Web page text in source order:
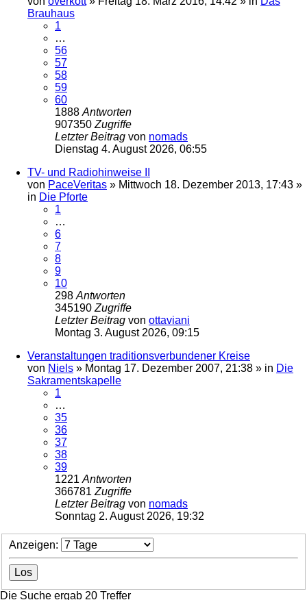
Brauhaus
1
…
56
57
58
59
60
1888 Antworten
907350 Zugriffe
Letzter Beitrag von nomads
Dienstag 4. August 2026, 06:55
TV- und Radiohinweise II
von PaceVeritas » Mittwoch 18. Dezember 2013, 17:43 »
in Die Pforte
1
…
6
7
8
9
10
298 Antworten
345190 Zugriffe
Letzter Beitrag von ottaviani
Montag 3. August 2026, 09:15
Veranstaltungen traditionsverbundener Kreise
von Niels » Montag 17. Dezember 2007, 21:38 » in Die
Sakramentskapelle
1
…
35
36
37
38
39
1221 Antworten
366781 Zugriffe
Letzter Beitrag von nomads
Sonntag 2. August 2026, 19:32
Anzeigen:
Die Suche ergab 20 Treffer